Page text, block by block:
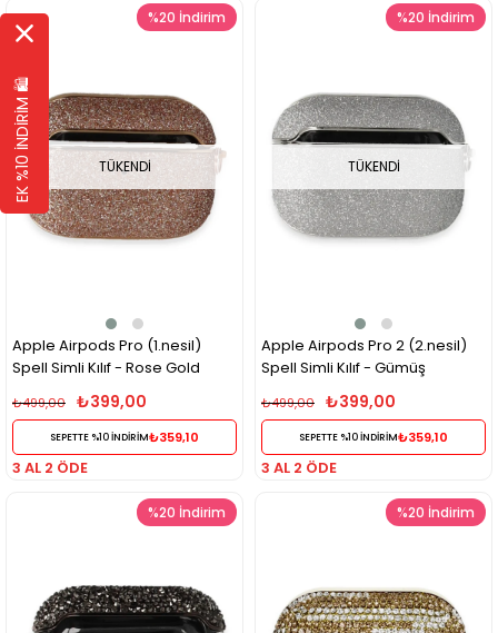
TÜKENDI
Apple Airpods Pro (1.nesil)
Spell Simli Kılıf - Rose Gold
₺399,00
₺499,00
SEPETTE %10 İNDİRİM₺359,10
%20 İndirim
3 AL 2 ÖDE
TÜKENDI
Apple Airpods Pro 2 (2.nesil)
Spell Simli Kılıf - Gümüş
₺399,00
₺499,00
SEPETTE %10 İNDİRİM₺359,10
%20 İndirim
3 AL 2 ÖDE
%20 İndirim %20 İndirim
EK %10 İNDİRİM 🛍️